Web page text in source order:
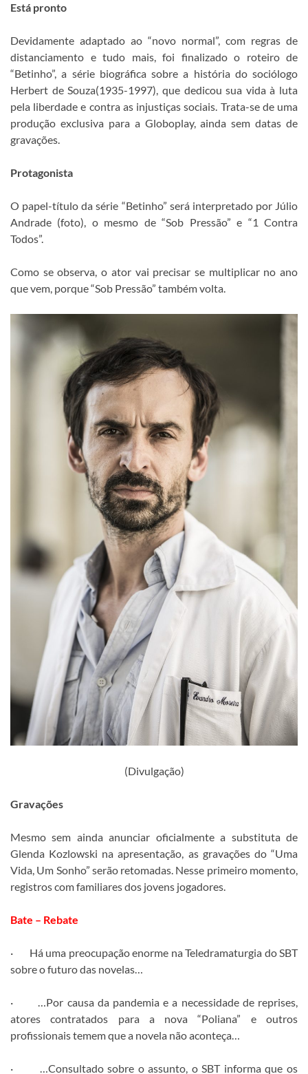
Está pronto
Devidamente adaptado ao “novo normal”, com regras de
distanciamento e tudo mais, foi finalizado o roteiro de
“Betinho”, a série biográfica sobre a história do sociólogo
Herbert de Souza(1935-1997), que dedicou sua vida à luta
pela liberdade e contra as injustiças sociais. Trata-se de uma
produção exclusiva para a Globoplay, ainda sem datas de
gravações.
Protagonista
O papel-título da série “Betinho” será interpretado por Júlio
Andrade (foto), o mesmo de “Sob Pressão” e “1 Contra
Todos”.
Como se observa, o ator vai precisar se multiplicar no ano
que vem, porque “Sob Pressão” também volta.
(Divulgação)
Gravações
Mesmo sem ainda anunciar oficialmente a substituta de
Glenda Kozlowski na apresentação, as gravações do “Uma
Vida, Um Sonho” serão retomadas. Nesse primeiro momento,
registros com familiares dos jovens jogadores.
Bate – Rebate
· Há uma preocupação enorme na Teledramaturgia do SBT
sobre o futuro das novelas…
· …Por causa da pandemia e a necessidade de reprises,
atores contratados para a nova “Poliana” e outros
profissionais temem que a novela não aconteça…
· …Consultado sobre o assunto, o SBT informa que os